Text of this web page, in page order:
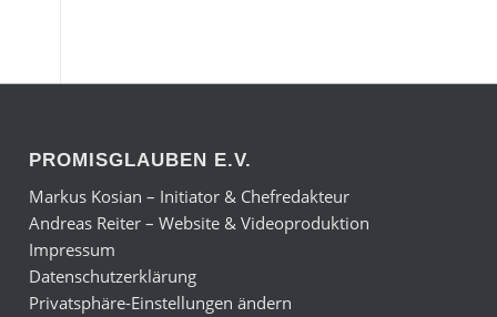
PROMISGLAUBEN E.V.
Markus Kosian – Initiator & Chefredakteur
Andreas Reiter – Website & Videoproduktion
Impressum
Datenschutzerklärung
Privatsphäre-Einstellungen ändern